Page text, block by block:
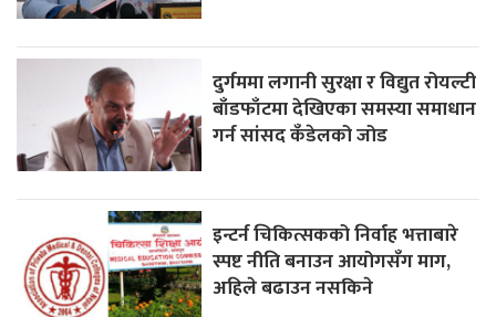
दुर्गममा लगानी सुरक्षा र विद्युत रोयल्टी
बाँडफाँटमा देखिएका समस्या समाधान
गर्न सांसद कँडेलको जोड
इन्टर्न चिकित्सकको निर्वाह भत्ताबारे
स्पष्ट नीति बनाउन आयोगसँग माग,
अहिले बढाउन नसकिने